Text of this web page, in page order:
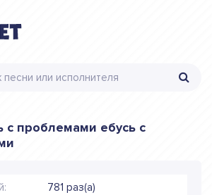
с проблемами ебусь с
781 раз(а)